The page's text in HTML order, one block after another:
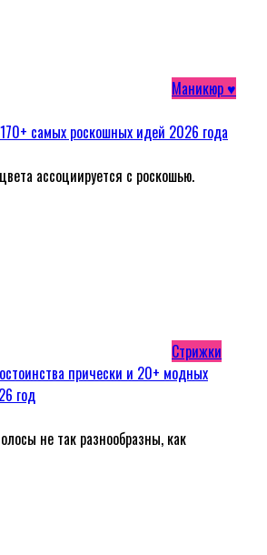
Маникюр ♥
самых роскошных идей 2026 года
ассоциируется с роскошью.
Стрижки
прически и 20+ модных
год
не так разнообразны, как